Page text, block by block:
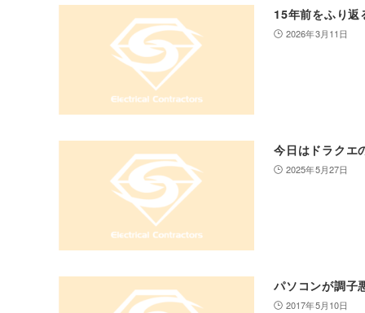
15年前をふり返
2026年3月11日
今日はドラクエ
2025年5月27日
パソコンが調子
2017年5月10日